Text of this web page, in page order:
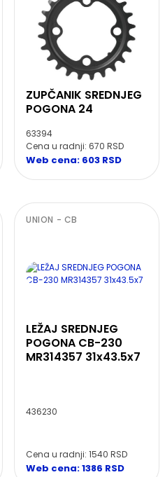
ZUPČANIK SREDNJEG
POGONA 24
63394
Cena u radnji: 670 RSD
Web cena: 603 RSD
UNION - CB
LEŽAJ SREDNJEG
POGONA CB-230
MR314357 31x43.5x7
436230
Cena u radnji: 1540 RSD
Web cena: 1386 RSD